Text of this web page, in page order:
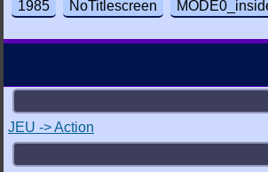
1985 NoTitlescreen
JEU -> Action